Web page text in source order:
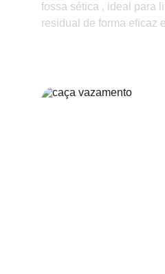
fossa sética , ideal para
residual de forma eficaz